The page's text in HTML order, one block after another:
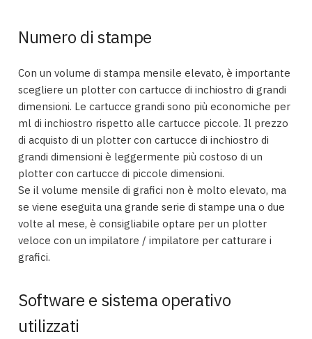
Numero di stampe
Con un volume di stampa mensile elevato, è importante
scegliere un plotter con cartucce di inchiostro di grandi
dimensioni. Le cartucce grandi sono più economiche per
ml di inchiostro rispetto alle cartucce piccole. Il prezzo
di acquisto di un plotter con cartucce di inchiostro di
grandi dimensioni è leggermente più costoso di un
plotter con cartucce di piccole dimensioni.
Se il volume mensile di grafici non è molto elevato, ma
se viene eseguita una grande serie di stampe una o due
volte al mese, è consigliabile optare per un plotter
veloce con un impilatore / impilatore per catturare i
grafici.
Software e sistema operativo
utilizzati